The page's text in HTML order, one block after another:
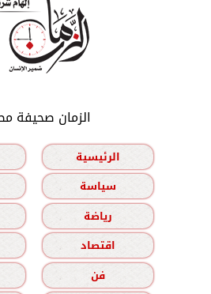
الزمان صحيفة
الرئيسية
سياسة
رياضة
اقتصاد
فن